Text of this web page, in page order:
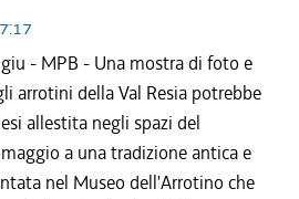
giu - MPB - Una mostra di foto e
arrotini della Val Resia potrebbe
allestita negli spazi del
a una tradizione antica e
nel Museo dell'Arrotino che